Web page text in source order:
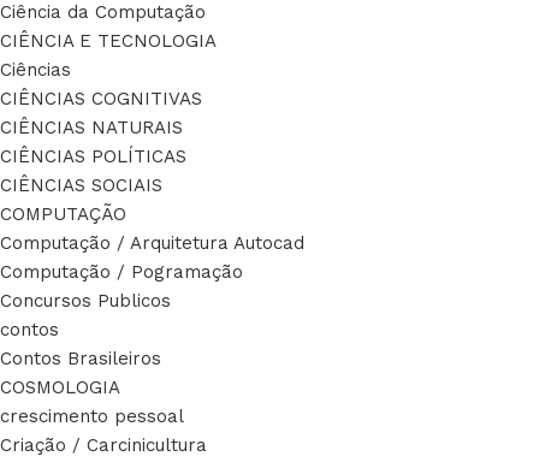
Ciência da Computação
CIÊNCIA E TECNOLOGIA
Ciências
CIÊNCIAS COGNITIVAS
CIÊNCIAS NATURAIS
CIÊNCIAS POLÍTICAS
CIÊNCIAS SOCIAIS
COMPUTAÇÃO
Computação / Arquitetura Autocad
Computação / Pogramação
Concursos Publicos
contos
Contos Brasileiros
COSMOLOGIA
crescimento pessoal
Criação / Carcinicultura